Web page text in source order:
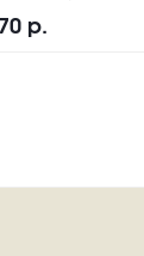
р.